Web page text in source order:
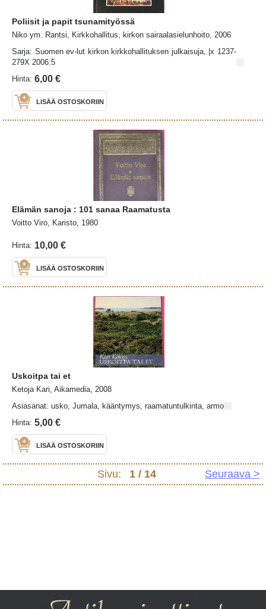
Poliisit ja papit tsunamityössä
Niko ym. Rantsi, Kirkkohallitus, kirkon sairaalasielunhoito, 2006
Sarja: Suomen ev-lut kirkon kirkkohallituksen julkaisuja, |x 1237-
279X 2006:5
Hinta: 6,00 €
LISÄÄ OSTOSKORIIN
Elämän sanoja : 101 sanaa Raamatusta
Voitto Viro, Karisto, 1980
Hinta: 10,00 €
LISÄÄ OSTOSKORIIN
Uskoitpa tai et
Ketoja Kari, Aikamedia, 2008
Asiasanat: usko, Jumala, kääntymys, raamatuntulkinta, armo
Hinta: 5,00 €
LISÄÄ OSTOSKORIIN
Sivu: 1 / 14 Seuraava >